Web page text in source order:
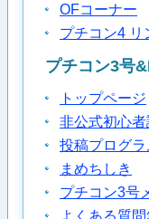
OFコーナー
プチコン4 リ
プチコン3号
トップページ
非公式初心者
投稿プログラ
まめちしき
プチコン3号
よくある質